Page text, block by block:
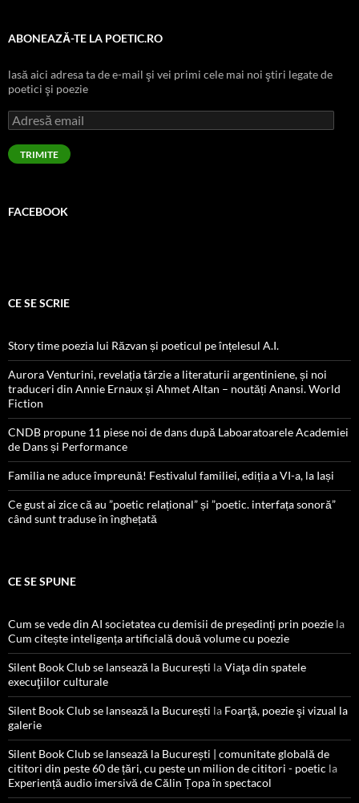
ABONEAZĂ-TE LA POETIC.RO
lasă aici adresa ta de e-mail şi vei primi cele mai noi ştiri legate de
poetici şi poezie
Adresă
email
TRIMITE
FACEBOOK
CE SE SCRIE
Story time poezia lui Răzvan și poeticul pe înțelesul A.I.
Aurora Venturini, revelația târzie a literaturii argentiniene, și noi
traduceri din Annie Ernaux și Ahmet Altan – noutăți Anansi. World
Fiction
CNDB propune 11 piese noi de dans după Laboaratoarele Academiei
de Dans și Performance
Familia ne aduce împreună! Festivalul familiei, ediția a VI-a, la Iași
Ce gust ai zice că au ”poetic relațional” și ”poetic. interfața sonoră”
când sunt traduse în înghețată
CE SE SPUNE
Cum se vede din AI societatea cu demisii de președinți prin poezie la
Cum citește inteligența artificială două volume cu poezie
Silent Book Club se lansează la București laViaţa din spatele
execuţiilor culturale
Silent Book Club se lansează la București la Foarţă, poezie şi vizual la
galerie
Silent Book Club se lansează la București | comunitate globală de
cititori din peste 60 de țări, cu peste un milion de cititori - poetic la
Experiență audio imersivă de Călin Țopa în spectacol